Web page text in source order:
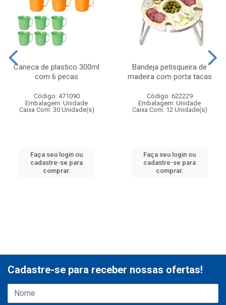
Caneca de plastico 300ml
com 6 pecas
Código: 471090
Embalagem: Unidade
Caixa Com: 30 Unidade(s)
Faça seu login ou
cadastre-se para
comprar.
Bandeja petisqueira de
madeira com porta tacas
Código: 622229
Embalagem: Unidade
Caixa Com: 12 Unidade(s)
Faça seu login ou
cadastre-se para
comprar.
Cadastre-se para receber nossas ofertas!